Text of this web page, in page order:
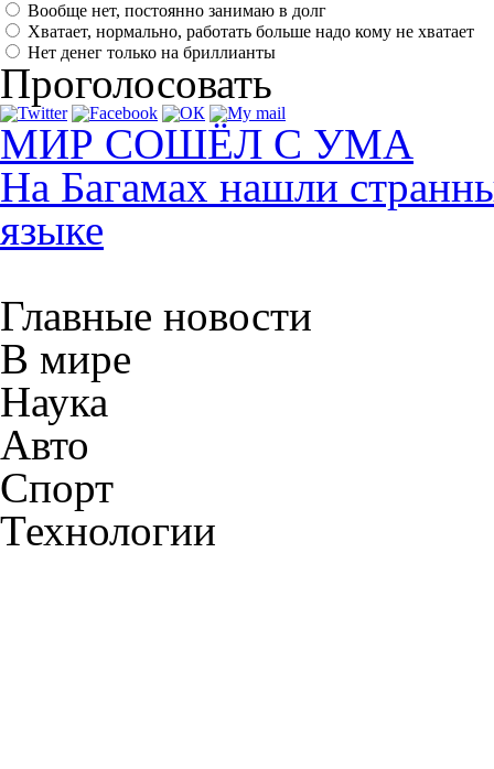
Вообще нет, постоянно занимаю в долг
Хватает, нормально, работать больше надо кому не хватает
Нет денег только на бриллианты
Проголосовать
МИР СОШЁЛ С УМА
На Багамах нашли
языке
Главные новости
В мире
Наука
Авто
Спорт
Технологии